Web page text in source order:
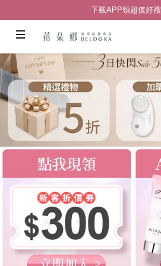
下載APP領超值好禮